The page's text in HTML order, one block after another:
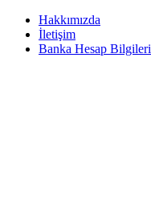
Hakkımızda
İletişim
Banka Hesap Bilgileri